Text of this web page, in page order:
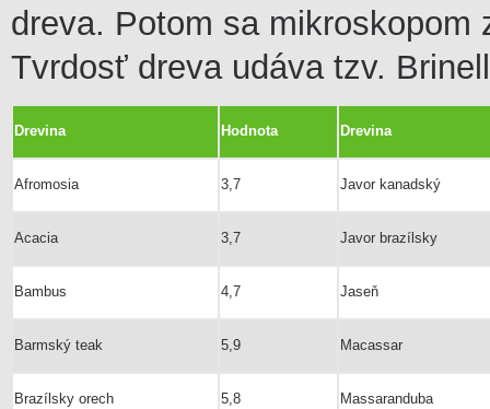
dreva. Potom sa
Tvrdosť dreva udáva tzv.
Drevina Hodnota Drevina
Afromosia 3,7 Javor kanadský
Acacia 3,7 Javor brazílsky
Bambus 4,7 Jaseň
Barmský teak 5,9 Macassar
Brazílsky orech 5,8 Massaranduba